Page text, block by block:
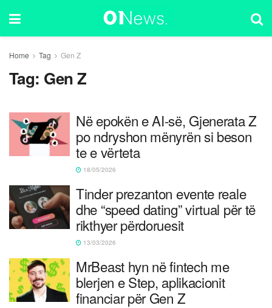
Home Tag Gen Z
Tag: Gen Z
Në epokën e AI-së, Gjenerata Z
po ndryshon mënyrën si beson
te e vërteta
18/05/2026
Tinder prezanton evente reale
dhe “speed dating” virtual për të
rikthyer përdoruesit
13/03/2026
MrBeast hyn në fintech me
blerjen e Step, aplikacionit
financiar për Gen Z